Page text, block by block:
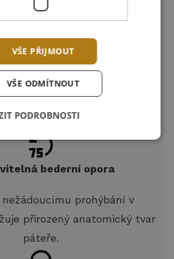
pěna s chladivým gelem
těla, uvolňuje tlakové body
plochy.
bederní opora
nežádoucímu prohýbání v
přirozený anatomický tvar
páteře.
VŠE PŘIJMOUT
VŠE ODMÍTNOUT
PODROBNOSTI